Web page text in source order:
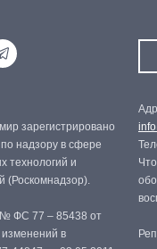
зарегистрировано
надзору в сфере
технологий и
(Роскомнадзор).
№ ФС 77 – 85438 от
изменений в